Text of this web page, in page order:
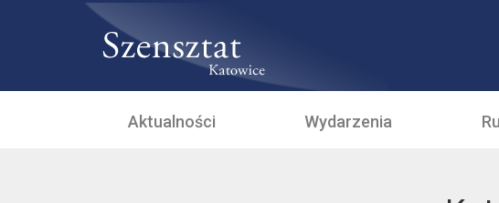
Aktualności Wydarzenia